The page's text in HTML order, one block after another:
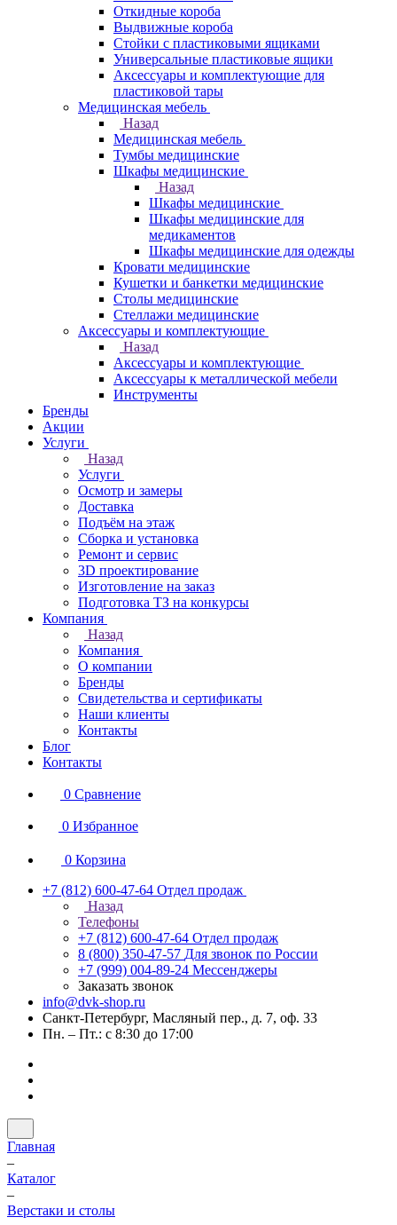
Откидные короба
Выдвижные короба
Стойки с пластиковыми ящиками
Универсальные пластиковые ящики
Аксессуары и комплектующие для
пластиковой тары
Медицинская мебель
Назад
Медицинская мебель
Тумбы медицинские
Шкафы медицинские
Назад
Шкафы медицинские
Шкафы медицинские для
медикаментов
Шкафы медицинские для одежды
Кровати медицинские
Кушетки и банкетки медицинские
Столы медицинские
Стеллажи медицинские
Аксессуары и комплектующие
Назад
Аксессуары и комплектующие
Аксессуары к металлической мебели
Инструменты
Бренды
Акции
Услуги
Назад
Услуги
Осмотр и замеры
Доставка
Подъём на этаж
Сборка и установка
Ремонт и сервис
3D проектирование
Изготовление на заказ
Подготовка ТЗ на конкурсы
Компания
Назад
Компания
О компании
Бренды
Свидетельства и сертификаты
Наши клиенты
Контакты
Блог
Контакты
0 Сравнение
0 Избранное
0 Корзина
+7 (812) 600-47-64 Отдел продаж
Назад
Телефоны
+7 (812) 600-47-64 Отдел продаж
8 (800) 350-47-57 Для звонок по России
+7 (999) 004-89-24 Мессенджеры
Заказать звонок
info@dvk-shop.ru
Санкт-Петербург, Масляный пер., д. 7, оф. 33
Пн. – Пт.: с 8:30 до 17:00
Главная
–
Каталог
–
Верстаки и столы